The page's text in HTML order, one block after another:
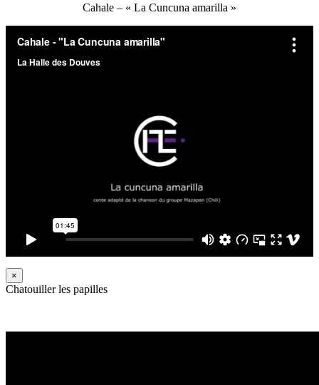
Cahale – « La Cuncuna amarilla »
×
Chatouiller les papilles